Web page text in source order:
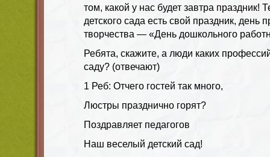
том, какой у нас будет завтра праздник!
детского сада есть свой праздник, день
творчества — «День дошкольного
Ребята, скажите, а люди каких
саду? (отвечают)
1 Реб: Отчего гостей так много,
Люстры празднично горят?
Поздравляет педагогов
Наш веселый детский сад!